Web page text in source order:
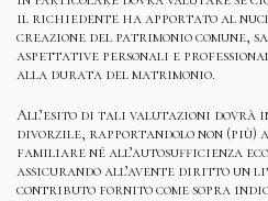
il richiedente ha apportato al
creazione del patrimonio comune,
aspettative personali e
alla durata del matrimonio.
All’esito di tali valutazioni dovrà
divorzile, rapportandolo non (più)
familiare né all’autosufficienza
assicurando all’avente diritto un
contributo fornito come sopra